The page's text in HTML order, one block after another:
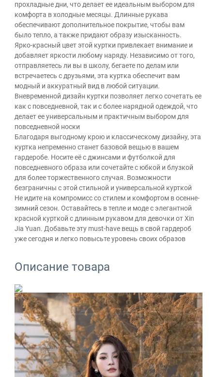
прохладные дни, что делает ее идеальным выбором для
комфорта в холодные месяцы. Длинные рукава
обеспечивают дополнительное покрытие, чтобы вам
было тепло, а также придают образу изысканность.
Ярко-красный цвет этой куртки привлекает внимание и
добавляет яркости любому наряду. Независимо от того,
отправляетесь ли вы в школу, бегаете по делам или
встречаетесь с друзьями, эта куртка обеспечит вам
модный и аккуратный вид в любой ситуации.
Вневременной дизайн куртки позволяет легко сочетать ее
как с повседневной, так и с более нарядной одеждой, что
делает ее универсальным и практичным выбором для
повседневной носки
Благодаря выгодному крою и классическому дизайну, эта
куртка непременно станет базовой вещью в вашем
гардеробе. Носите её с джинсами и футболкой для
повседневного образа или сочетайте с юбкой и блузкой
для более торжественного случая. Возможности
безграничны с этой стильной и универсальной курткой
Не идите на компромисс со стилем и комфортом в осенне-
зимний сезон. Оставайтесь в тепле и моде с элегантной
красной курткой с длинным рукавом для девочки от Xin
Jia Yuan. Добавьте эту must-have вещь в свой гардероб
уже сегодня и легко повысьте уровень своих образов
Описание товара